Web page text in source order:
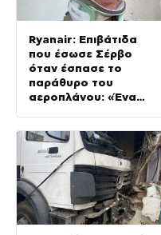
Ryanair: Επιβάτιδα
που έσωσε Σέρβο
όταν έσπασε το
παράθυρο του
αεροπλάνου: «Ένα
σαν πλαστελίνη»